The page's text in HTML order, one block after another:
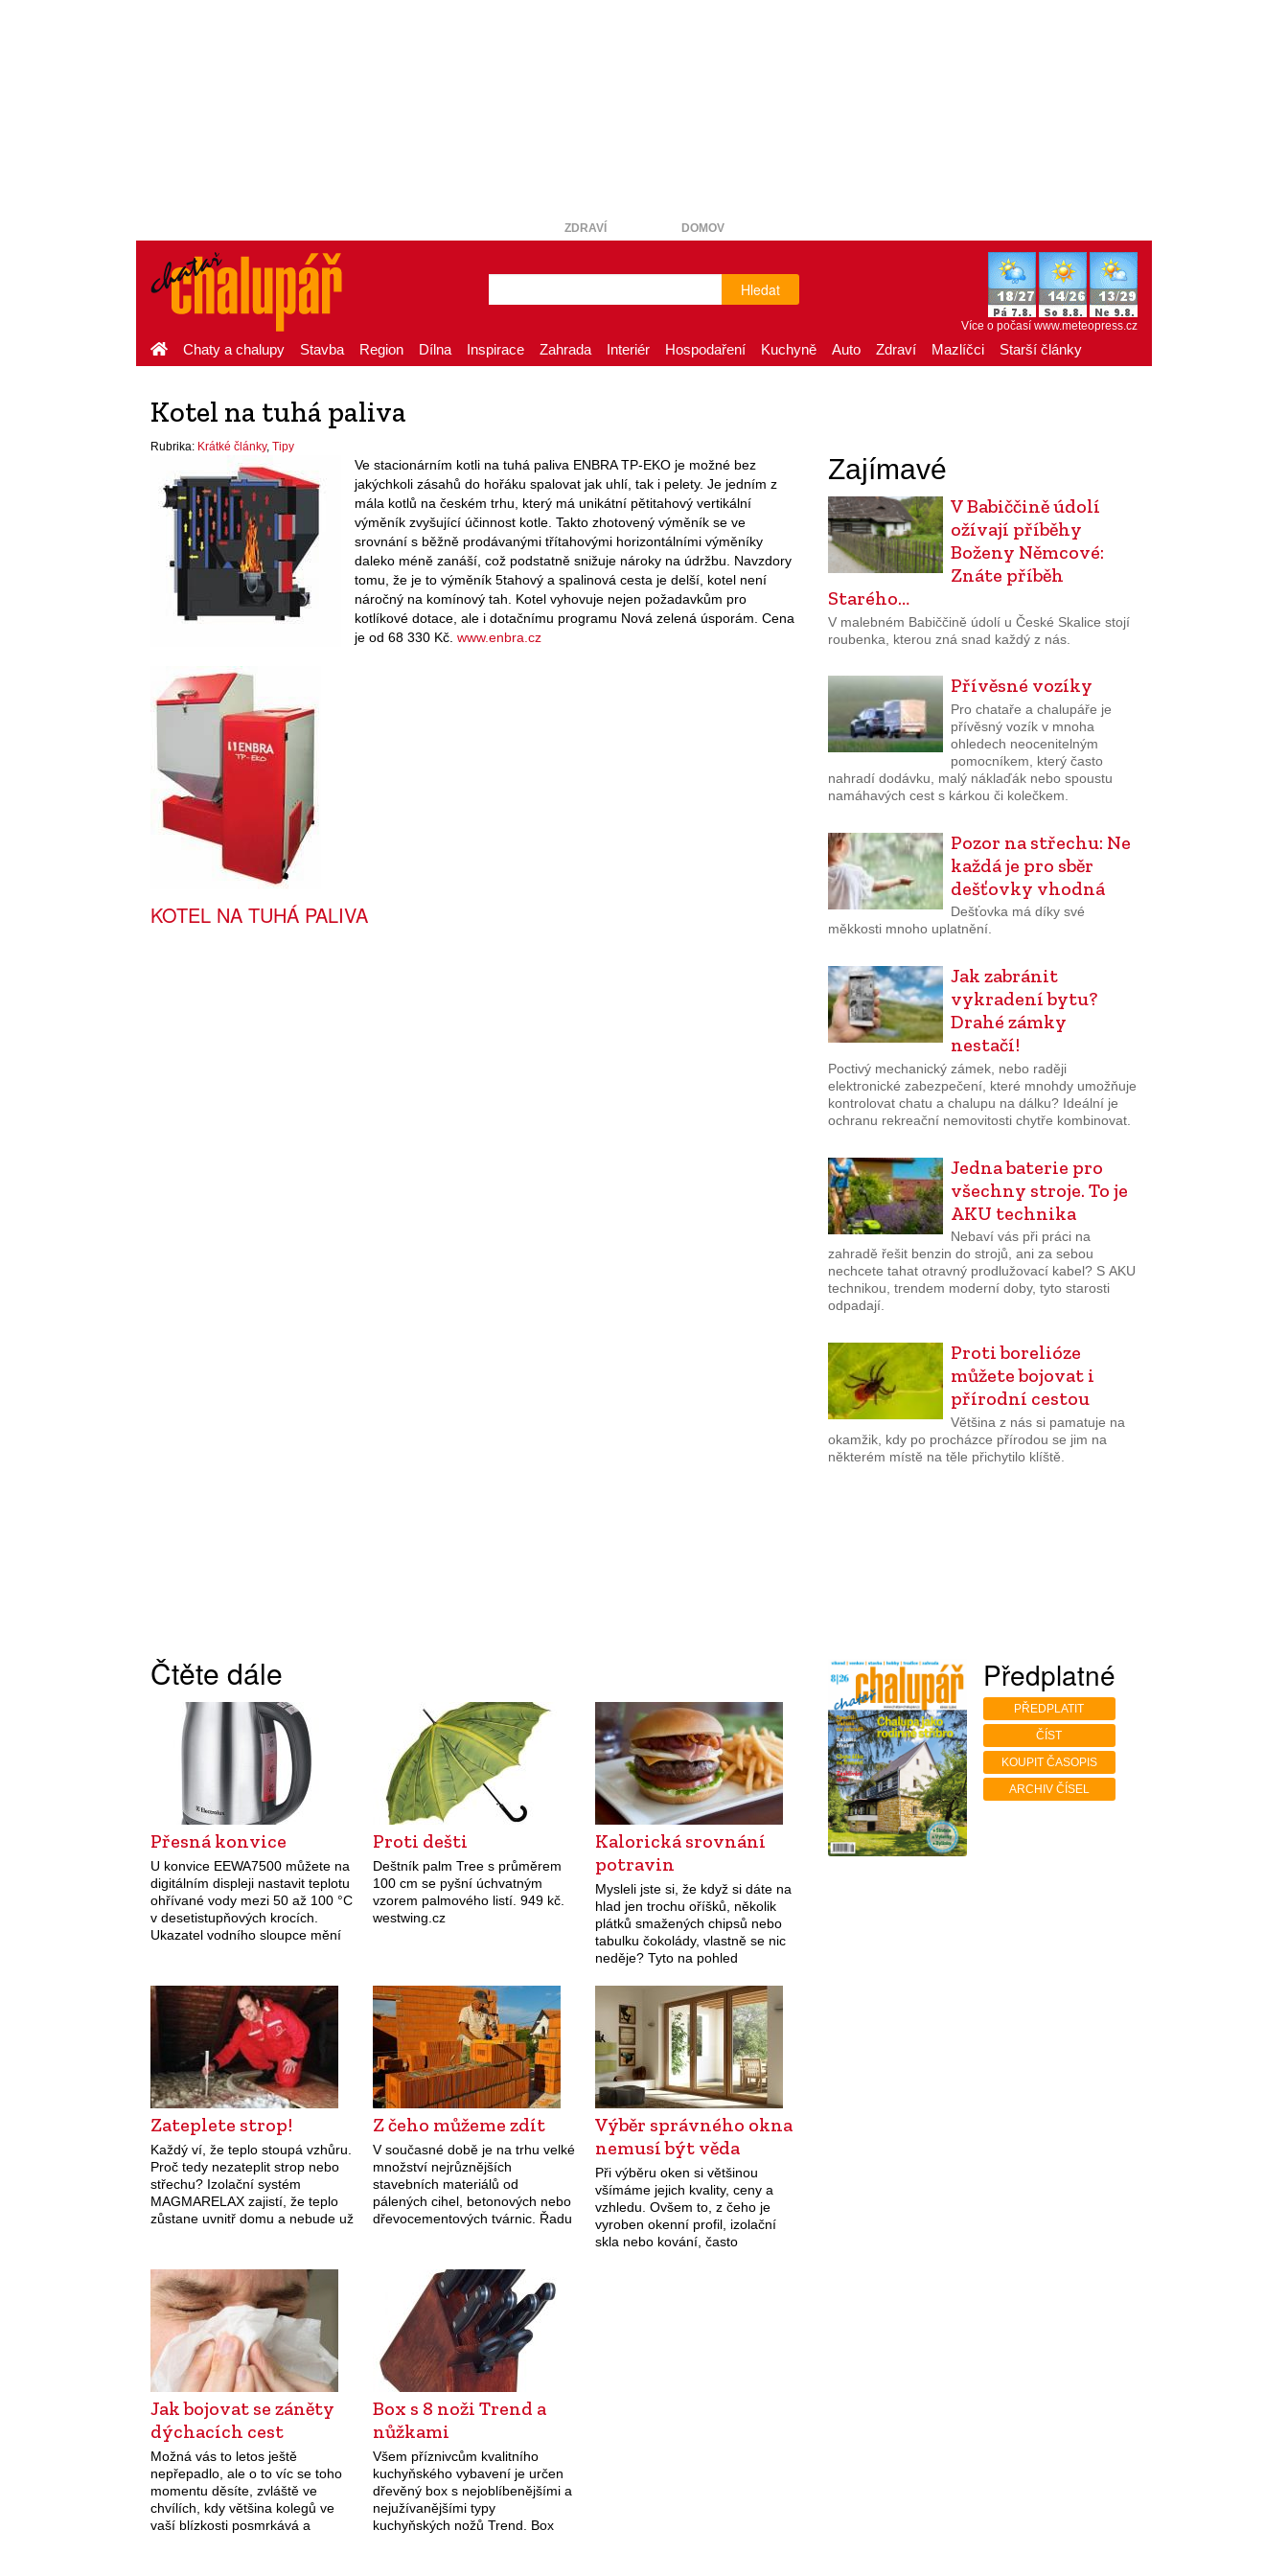
ZDRAVÍ DOMOV
Hledat
Více o počasí www.meteopress.cz
Chaty a chalupy Stavba Region Dílna Inspirace Zahrada Interiér Hospodaření Kuchyně Auto Zdraví Mazlíčci Starší články
Kotel na tuhá paliva
Rubrika: Krátké články, Tipy
Ve stacionárním kotli na tuhá paliva ENBRA TP-EKO je možné bez
jakýchkoli zásahů do hořáku spalovat jak uhlí, tak i pelety. Je jedním z
mála kotlů na českém trhu, který má unikátní pětitahový vertikální
výměník zvyšující účinnost kotle. Takto zhotovený výměník se ve
srovnání s běžně prodávanými třítahovými horizontálními výměníky
daleko méně zanáší, což podstatně snižuje nároky na údržbu. Navzdory
tomu, že je to výměník 5tahový a spalinová cesta je delší, kotel není
náročný na komínový tah. Kotel vyhovuje nejen požadavkům pro
kotlíkové dotace, ale i dotačnímu programu Nová zelená úsporám. Cena
je od 68 330 Kč. www.enbra.cz
KOTEL NA TUHÁ PALIVA
Zajímavé
V Babiččině údolí
ožívají příběhy
Boženy Němcové:
Znáte příběh
Starého…
V malebném Babiččině údolí u České Skalice stojí
roubenka, kterou zná snad každý z nás.
Přívěsné vozíky
Pro chataře a chalupáře je
přívěsný vozík v mnoha
ohledech neocenitelným
pomocníkem, který často
nahradí dodávku, malý náklaďák nebo spoustu
namáhavých cest s kárkou či kolečkem.
Pozor na střechu: Ne
každá je pro sběr
dešťovky vhodná
Dešťovka má díky své
měkkosti mnoho uplatnění.
Jak zabránit
vykradení bytu?
Drahé zámky
nestačí!
Poctivý mechanický zámek, nebo raději
elektronické zabezpečení, které mnohdy umožňuje
kontrolovat chatu a chalupu na dálku? Ideální je
ochranu rekreační nemovitosti chytře kombinovat.
Jedna baterie pro
všechny stroje. To je
AKU technika
Nebaví vás při práci na
zahradě řešit benzin do strojů, ani za sebou
nechcete tahat otravný prodlužovací kabel? S AKU
technikou, trendem moderní doby, tyto starosti
odpadají.
Proti borelióze
můžete bojovat i
přírodní cestou
Většina z nás si pamatuje na
okamžik, kdy po procházce přírodou se jim na
některém místě na těle přichytilo klíště.
Čtěte dále
Přesná konvice
U konvice EEWA7500 můžete na
digitálním displeji nastavit teplotu
ohřívané vody mezi 50 až 100 °C
v desetistupňových krocích.
Ukazatel vodního sloupce mění
Konvice disponuje i…
Proti dešti
Deštník palm Tree s průměrem
100 cm se pyšní úchvatným
vzorem palmového listí. 949 kč.
westwing.cz
Kalorická srovnání
potravin
Mysleli jste si, že když si dáte na
hlad jen trochu oříšků, několik
plátků smažených chipsů nebo
tabulku čokolády, vlastně se nic
neděje? Tyto na pohled
na stejné kalorické úrovni, jako…
Zateplete strop!
Každý ví, že teplo stoupá vzhůru.
Proč tedy nezateplit strop nebo
střechu? Izolační systém
MAGMARELAX zajistí, že teplo
zůstane uvnitř domu a nebude už
postupům je na…
Z čeho můžeme zdít
V současné době je na trhu velké
množství nejrůznějších
stavebních materiálů od
pálených cihel, betonových nebo
dřevocementových tvárnic. Řadu
systémy z pálených cihel, nabízí
např. Wienerberger –
Porotherm…
Výběr správného okna
nemusí být věda
Při výběru oken si většinou
všímáme jejich kvality, ceny a
vzhledu. Ovšem to, z čeho je
vyroben okenní profil, izolační
skla nebo kování, často
Jak bojovat se záněty
dýchacích cest
Možná vás to letos ještě
nepřepadlo, ale o to víc se toho
momentu děsíte, zvláště ve
chvílích, kdy většina kolegů ve
vaší blízkosti posmrkává a
Box s 8 noži Trend a
nůžkami
Všem příznivcům kvalitního
kuchyňského vybavení je určen
dřevěný box s nejoblíbenějšími a
nejužívanějšími typy
kuchyňských nožů Trend. Box
Předplatné
PŘEDPLATIT
ČÍST
KOUPIT ČASOPIS
ARCHIV ČÍSEL